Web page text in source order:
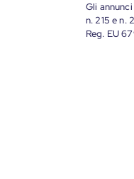
Gli
n. 215 e n.
Reg. EU